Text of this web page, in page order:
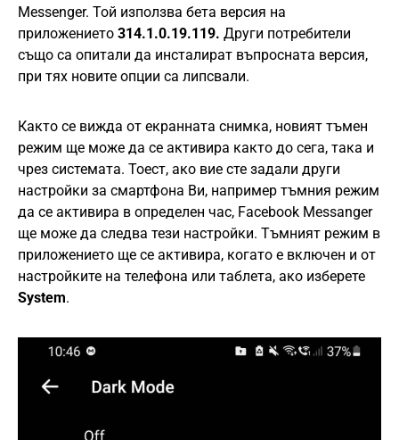
Messenger. Той използва бета версия на
приложението 314.1.0.19.119. Други потребители
също са опитали да инсталират въпросната версия,
при тях новите опции са липсвали.
Както се вижда от екранната снимка, новият тъмен
режим ще може да се активира както до сега, така и
чрез системата. Тоест, ако вие сте задали други
настройки за смартфона Ви, например тъмния режим
да се активира в определен час, Facebook Messanger
ще може да следва тези настройки. Тъмният режим в
приложението ще се активира, когато е включен и от
настройките на телефона или таблета, ако изберете
System.